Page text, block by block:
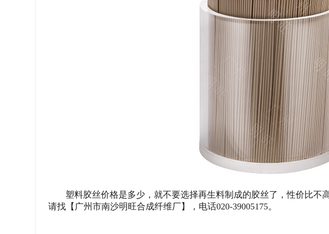
塑料胶丝价格是多少，就不要选择再生料制成的胶丝了，性价比不
请找【广州市南沙明旺合成纤维厂】，电话020-39005175。